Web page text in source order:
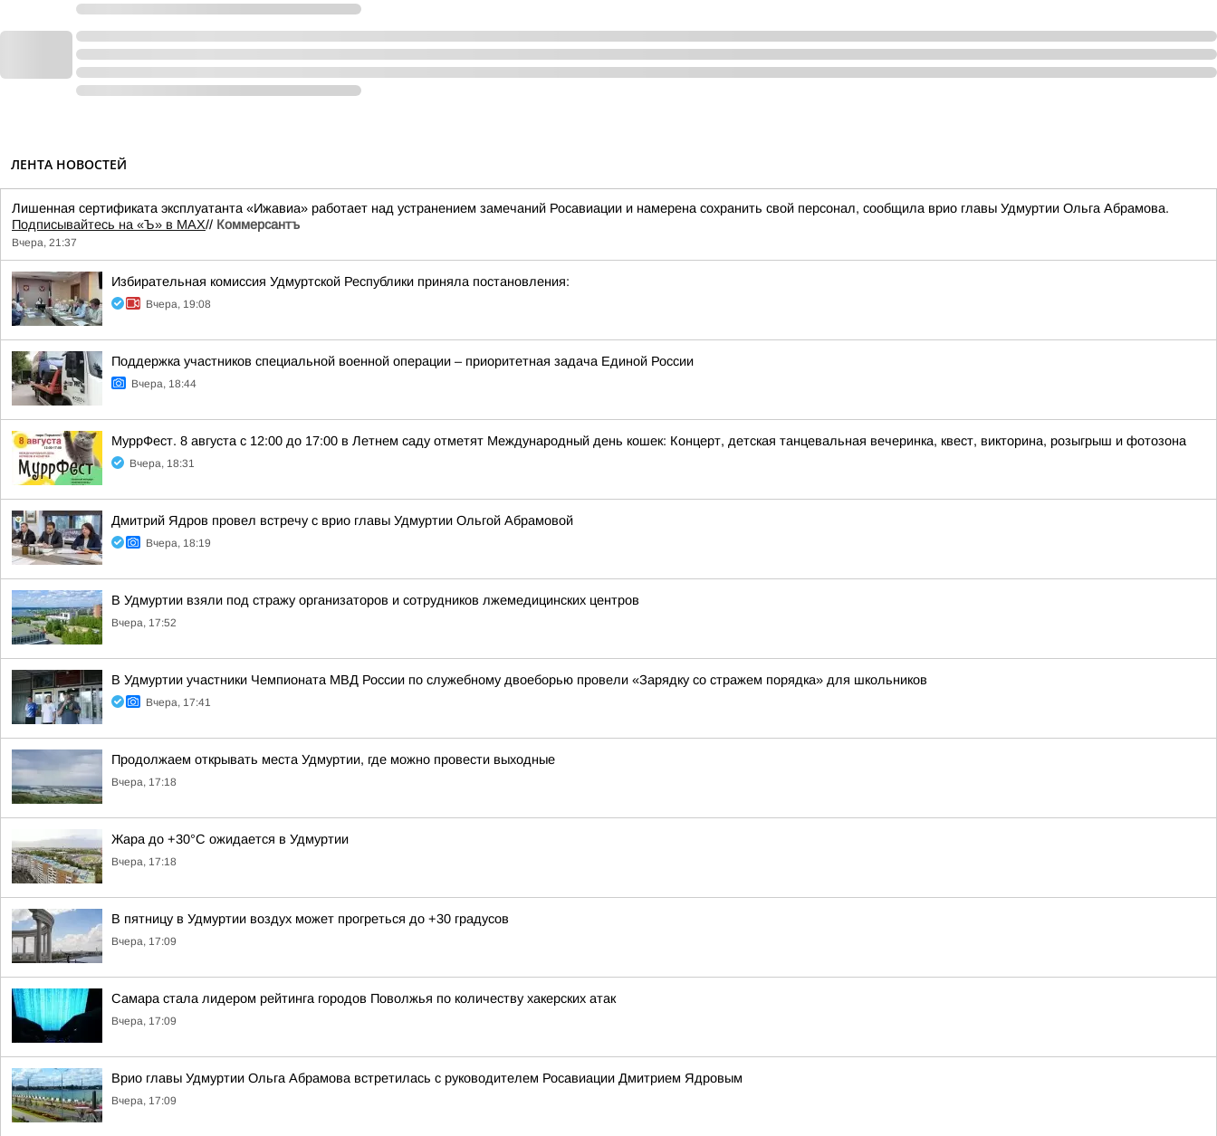
ЛЕНТА НОВОСТЕЙ
Лишенная сертификата эксплуатанта «Ижавиа» работает над устранением замечаний Росавиации и намерена сохранить свой персонал, сообщила врио главы Удмуртии Ольга Абрамова.
Подписывайтесь на «Ъ» в MAX// Коммерсантъ
Вчера, 21:37
Избирательная комиссия Удмуртской Республики приняла постановления:
Вчера, 19:08
Поддержка участников специальной военной операции – приоритетная задача Единой России
Вчера, 18:44
МуррФест. 8 августа с 12:00 до 17:00 в Летнем саду отметят Международный день кошек: Концерт, детская танцевальная вечеринка, квест, викторина, розыгрыш и фотозона
Вчера, 18:31
Дмитрий Ядров провел встречу с врио главы Удмуртии Ольгой Абрамовой
Вчера, 18:19
В Удмуртии взяли под стражу организаторов и сотрудников лжемедицинских центров
Вчера, 17:52
В Удмуртии участники Чемпионата МВД России по служебному двоеборью провели «Зарядку со стражем порядка» для школьников
Вчера, 17:41
Продолжаем открывать места Удмуртии, где можно провести выходные
Вчера, 17:18
Жара до +30°С ожидается в Удмуртии
Вчера, 17:18
В пятницу в Удмуртии воздух может прогреться до +30 градусов
Вчера, 17:09
Самара стала лидером рейтинга городов Поволжья по количеству хакерских атак
Вчера, 17:09
Врио главы Удмуртии Ольга Абрамова встретилась с руководителем Росавиации Дмитрием Ядровым
Вчера, 17:09